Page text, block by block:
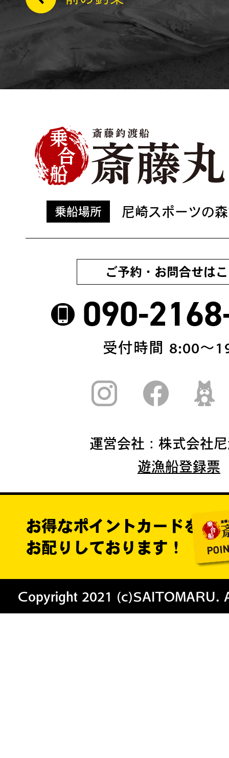
乗船場所 尼崎スポーツの
ご予約・お問合せは
090-
受付時間 8:00〜
運営会社：株式会社
遊漁船登録票
お得なポイントカードを
お配りしております！
Copyright 2021 (c)SAITOMARU.